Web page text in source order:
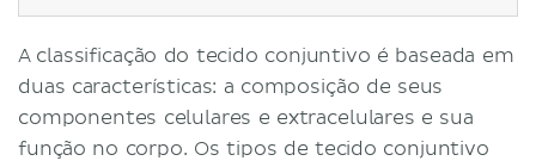
A classificação do tecido conjuntivo é baseada em
duas características: a composição de seus
componentes celulares e extracelulares e sua
função no corpo. Os tipos de tecido conjuntivo